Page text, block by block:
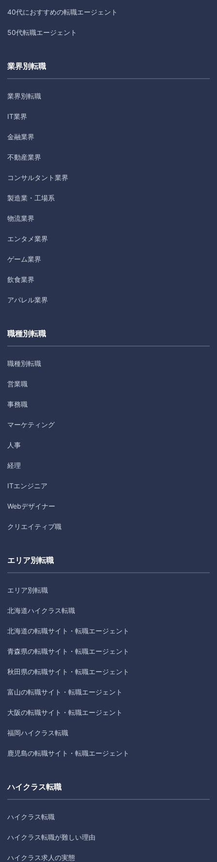
40代におすすめの転職エージェント
50代転職エージェント
業界別転職
業界別転職
IT業界
金融業界
不動産業界
コンサルタント業界
製造業・工場系
物流業界
エンタメ業界
ゲーム業界
飲食業界
アパレル業界
職種別転職
職種別転職
営業職
事務職
マーケティング
人事
経理
ITエンジニア
Webデザイナー
クリエイティブ職
エリア別転職
エリア別転職
北海道ハイクラス転職
北海道の転職サイト・転職エージェント
青森県の転職サイト・転職エージェント
秋田県の転職サイト・転職エージェント
富山の転職サイト・転職エージェント
大阪の転職サイト・転職エージェント
福岡ハイクラス転職
鹿児島の転職サイト・転職エージェント
ハイクラス転職
ハイクラス転職
ハイクラス転職が難しい理由
ハイクラス求人の実態